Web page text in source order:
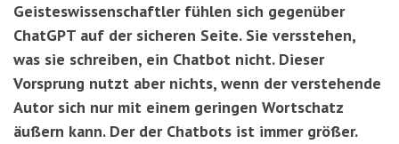
Geisteswissenschaftler fühlen sich gegenüber
ChatGPT auf der sicheren Seite. Sie versstehen,
was sie schreiben, ein Chatbot nicht. Dieser
Vorsprung nutzt aber nichts, wenn der verstehende
Autor sich nur mit einem geringen Wortschatz
äußern kann. Der der Chatbots ist immer größer.